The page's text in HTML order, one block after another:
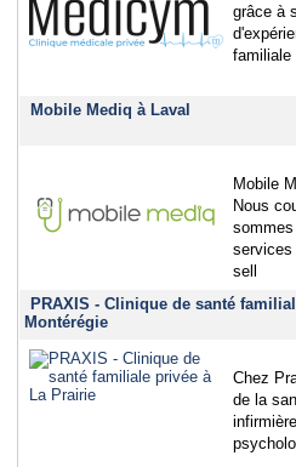
grâce à
familiale
Mobile Mediq à Laval
Mobile
Nous
services
sell
PRAXIS - Clinique de santé
Montérégie
Chez
de la